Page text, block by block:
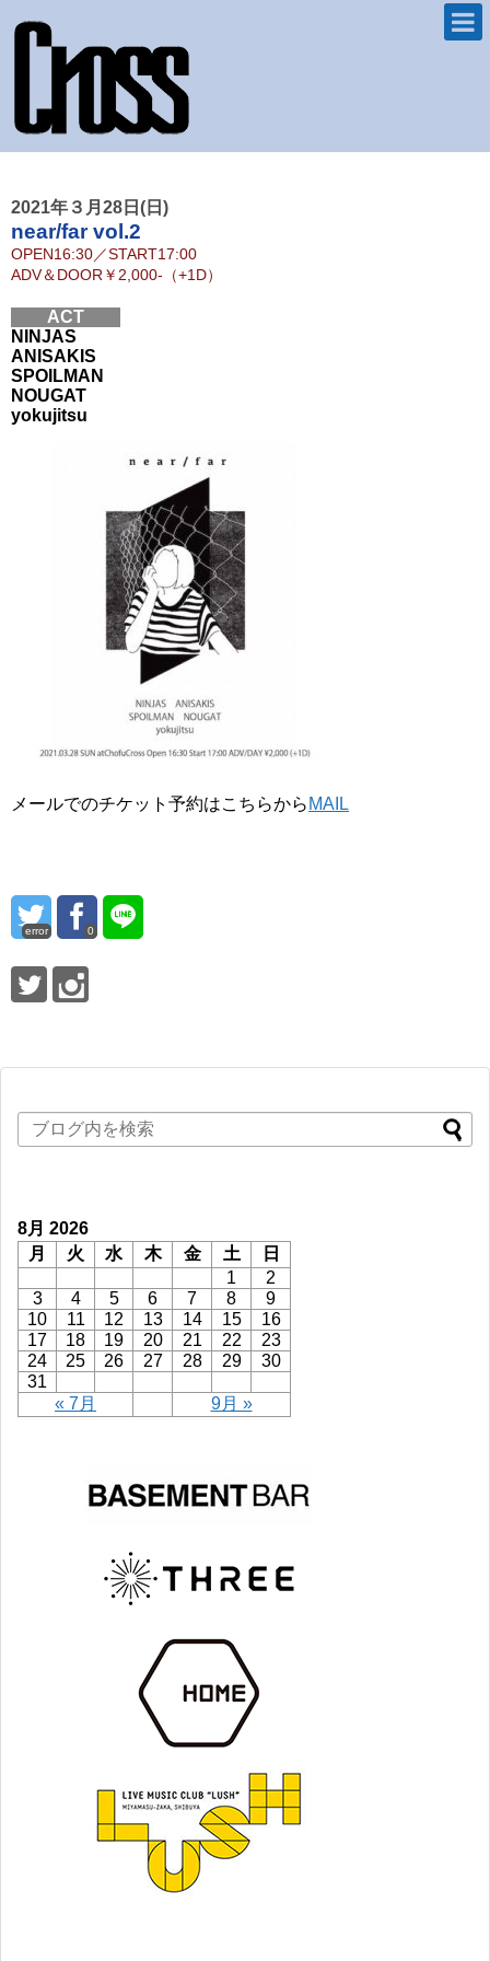
2021年３月28日(日)
near/far vol.2
OPEN16:30／START17:00
ADV＆DOOR ￥2,000-（+1D）
ACT
NINJAS
ANISAKIS
SPOILMAN
NOUGAT
yokujitsu
メールでのチケット予約はこちらから MAIL
error 0
8月 2026
月
火 水 木 金 土
日
1
2
3
4 5 6 7 8
9
10
11 12 13 14 15
16
17
18 19 20 21 22
23
24
25 26 27 28 29
30
31
« 7月
9月 »